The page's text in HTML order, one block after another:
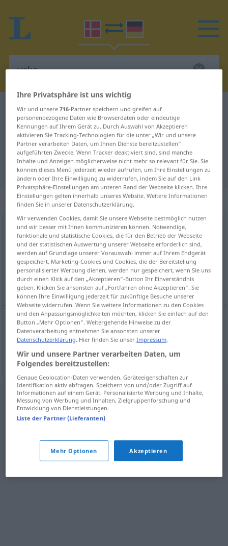
Dänisch-Deutsch Wörterbuch vaks
Dänisch-Deutsch Übersetzung für
"vaks"
"vaks" Deutsch Übersetzung
„vaks“: adjektiv, tillægsord
vaks [vɑgs]adj
Übersicht aller Übersetzungen
(Für mehr Details die Übersetzung anklicken/antippen)
flink, aufgeweckt, pfiffig
flink vaks
aufgeweckt,pfiffig vaks UMG
Ihre Privatsphäre ist uns wichtig
Wir und unsere716-Partner speichern und greifen auf
personenbezogene Daten wie Browserdaten oder eindeutige
Kennungen auf Ihrem Gerät zu. Durch Auswahl von Akzeptieren
aktivieren Sie Tracking-Technologien für die unter „Wir und unsere
Partner verarbeiten Daten, um Ihnen Dienste bereitzustellen“
aufgeführten Zwecke. Wenn Tracker deaktiviert sind, sind manche
Inhalte und Anzeigen möglicherweise nicht mehr so relevant für Sie. Sie
können dieses Menü jederzeit wieder aufrufen, um Ihre Einstellungen zu
ändern oder Ihre Einwilligung zu widerrufen, indem Sie auf den Link
Privatsphäre-Einstellungen am unteren Rand der Webseite klicken. Ihre
Einstellungen gelten innerhalb unseres Website. Weitere Informationen
finden Sie in unserer Datenschutzerklärung.
Wir verwenden Cookies, damit Sie unsere Webseite bestmöglich nutzen
und wir besser mit Ihnen kommunizieren können. Notwendige,
funktionale und statistische Cookies, die für den Betrieb der Webseite
und der statistischen Auswertung unserer Webseite erforderlich sind,
werden auf Grundlage unserer Vorauswahl immer auf Ihrem Endgerät
gespeichert. Marketing-Cookies und Cookies, die der Bereitstellung
personalisierter Werbung dienen, werden nur gespeichert, wenn Sie uns
durch einen Klick auf den „Akzeptieren“-Button Ihr Einverständnis
geben. Klicken Sie ansonsten auf „Fortfahren ohne Akzeptieren“. Sie
können Ihre Einwilligung jederzeit für zukünftige Besuche unserer
Webseite widerrufen. Wenn Sie weitere Informationen zu den Cookies
und den Anpassungsmöglichkeiten möchten, klicken Sie einfach auf den
Button „Mehr Optionen“. Weitergehende Hinweise zu der
Datenverarbeitung entnehmen Sie ansonsten unserer
Datenschutzerklärung. Hier finden Sie unserImpressum.
Wir und unsere Partner verarbeiten Daten, um
Folgendes bereitzustellen:
Genaue Geolocation-Daten verwenden. Geräteeigenschaften zur
Identifikation aktiv abfragen. Speichern von und/oder Zugriff auf
Informationen auf einem Gerät. Personalisierte Werbung und Inhalte,
Messung von Werbung und Inhalten, Zielgruppenforschung und
Entwicklung von Dienstleistungen.
Liste der Partner (Lieferanten)
Mehr Optionen Akzeptieren